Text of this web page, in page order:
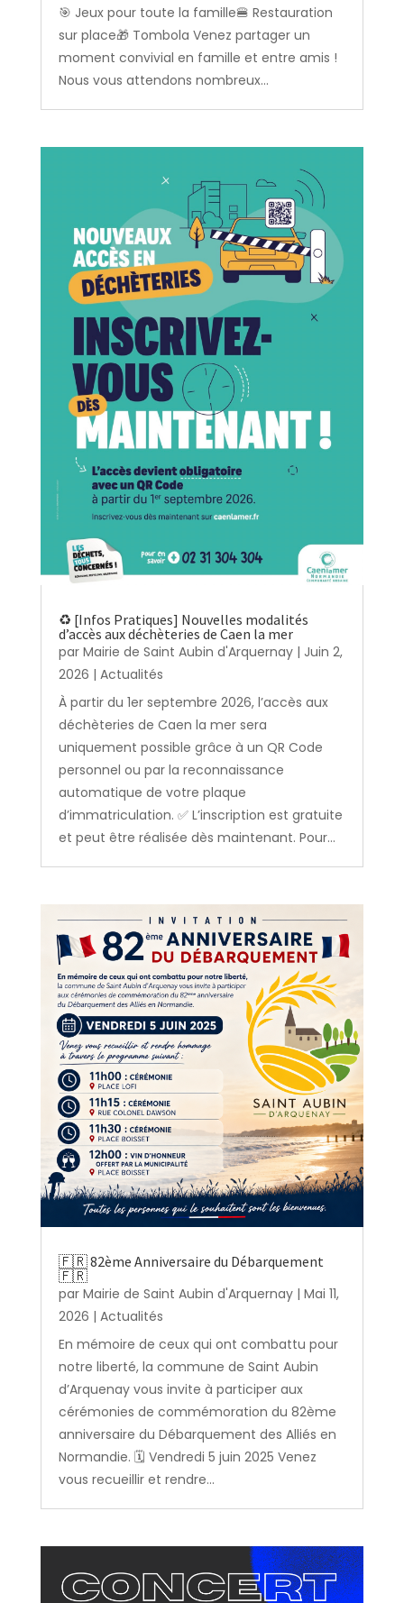
🎯 Jeux pour toute la famille🍔 Restauration
sur place🎁 Tombola Venez partager un
moment convivial en famille et entre amis !
Nous vous attendons nombreux...
♻️ [Infos Pratiques] Nouvelles modalités
d’accès aux déchèteries de Caen la mer
par Mairie de Saint Aubin d'Arquernay| Juin 2,
2026 | Actualités
À partir du 1er septembre 2026, l’accès aux
déchèteries de Caen la mer sera
uniquement possible grâce à un QR Code
personnel ou par la reconnaissance
automatique de votre plaque
d’immatriculation. ✅ L’inscription est gratuite
et peut être réalisée dès maintenant. Pour...
🇫🇷 82ème Anniversaire du Débarquement
🇫🇷
par Mairie de Saint Aubin d'Arquernay| Mai 11,
2026 | Actualités
En mémoire de ceux qui ont combattu pour
notre liberté, la commune de Saint Aubin
d’Arquenay vous invite à participer aux
cérémonies de commémoration du 82ème
anniversaire du Débarquement des Alliés en
Normandie. 🗓️ Vendredi 5 juin 2025 Venez
vous recueillir et rendre...